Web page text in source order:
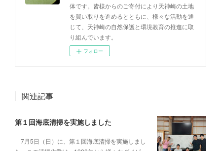
体です。皆様からのご寄付により天神崎の土地
を買い取りを進めるとともに、様々な活動を通
じて、天神崎の自然保護と環境教育の推進に取
り組んでいます。
フォロー
関連記事
第１回海底清掃を実施しました
7月5日（日）に、第１回海底清掃を実施しまし